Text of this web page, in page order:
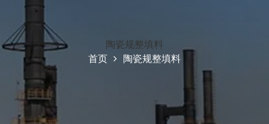
陶瓷规整填料
首页
陶瓷规整填料